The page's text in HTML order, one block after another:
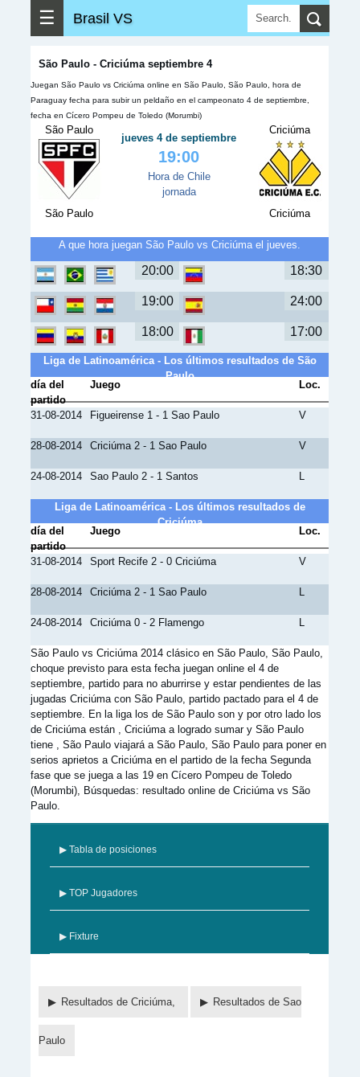
☰ Brasil VS
São Paulo - Criciúma septiembre 4
Juegan São Paulo vs Criciúma online en São Paulo, São Paulo, hora de
Paraguay fecha para subir un peldaño en el campeonato 4 de septiembre,
fecha en Cícero Pompeu de Toledo (Morumbi)
São Paulo
São Paulo
jueves 4 de septiembre
19:00
Hora de Chile
jornada
Criciúma
Criciúma
A que hora juegan São Paulo vs Criciúma el jueves.
20:00 18:30
19:00 24:00
18:00 17:00
Liga de Latinoamérica - Los últimos resultados de São
Paulo
día del
partido
Juego Loc.
31-08-2014 Figueirense 1 - 1 Sao Paulo V
28-08-2014 Criciúma 2 - 1 Sao Paulo V
24-08-2014 Sao Paulo 2 - 1 Santos L
Liga de Latinoamérica - Los últimos resultados de
Criciúma
día del
partido
Juego Loc.
31-08-2014 Sport Recife 2 - 0 Criciúma V
28-08-2014 Criciúma 2 - 1 Sao Paulo L
24-08-2014 Criciúma 0 - 2 Flamengo L
São Paulo vs Criciúma 2014 clásico en São Paulo, São Paulo,
choque previsto para esta fecha juegan online el 4 de
septiembre, partido para no aburrirse y estar pendientes de las
jugadas Criciúma con São Paulo, partido pactado para el 4 de
septiembre. En la liga los de São Paulo son y por otro lado los
de Criciúma están , Criciúma a logrado sumar y São Paulo
tiene , São Paulo viajará a São Paulo, São Paulo para poner en
serios aprietos a Criciúma en el partido de la fecha Segunda
fase que se juega a las 19 en Cícero Pompeu de Toledo
(Morumbi), Búsquedas: resultado online de Criciúma vs São
Paulo.
▶ Tabla de posiciones
▶ TOP Jugadores
▶ Fixture
Resultados de Criciúma, Resultados de Sao
Paulo